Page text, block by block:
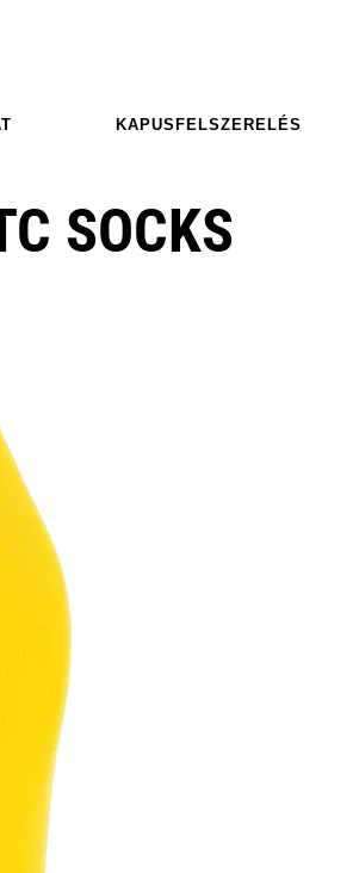
KAPUSFELSZERELÉS
SOCKS